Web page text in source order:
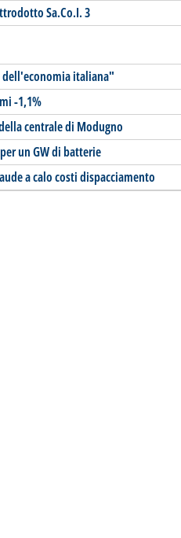
Sa.Co.I. 3
dell'economia italiana"
-1,1%
centrale di Modugno
un GW di batterie
a calo costi dispacciamento